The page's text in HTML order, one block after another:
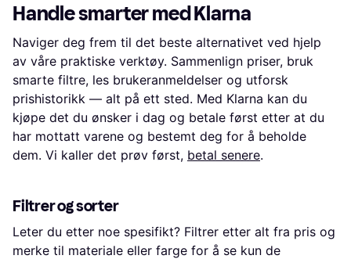
Handle smarter med Klarna
Naviger deg frem til det beste alternativet ved hjelp
av våre praktiske verktøy. Sammenlign priser, bruk
smarte filtre, les brukeranmeldelser og utforsk
prishistorikk — alt på ett sted. Med Klarna kan du
kjøpe det du ønsker i dag og betale først etter at du
har mottatt varene og bestemt deg for å beholde
dem. Vi kaller det prøv først, betal senere.
Filtrer og sorter
Leter du etter noe spesifikt? Filtrer etter alt fra pris og
merke til materiale eller farge for å se kun de